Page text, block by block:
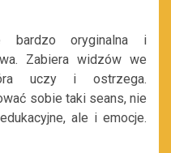
bardzo oryginalna i
Zabiera widzów we
uczy i ostrzega.
sobie taki seans, nie
ale i emocje.